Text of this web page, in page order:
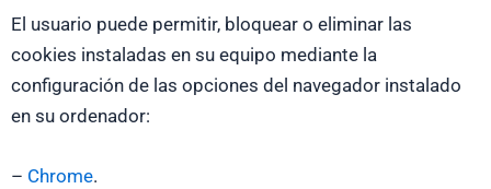
El usuario puede permitir, bloquear o eliminar las
cookies instaladas en su equipo mediante la
configuración de las opciones del navegador instalado
en su ordenador:
– Chrome.